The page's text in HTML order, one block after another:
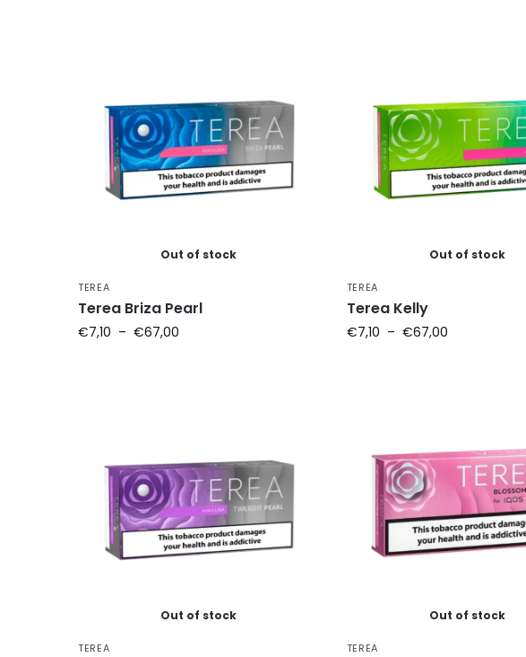
Out of stock
TEREA
Terea Briza Pearl
€7,10 – €67,00
Out of stock
TEREA
Terea Kelly
€7,10 – €67,00
Out of stock
TEREA
Out of stock
TEREA